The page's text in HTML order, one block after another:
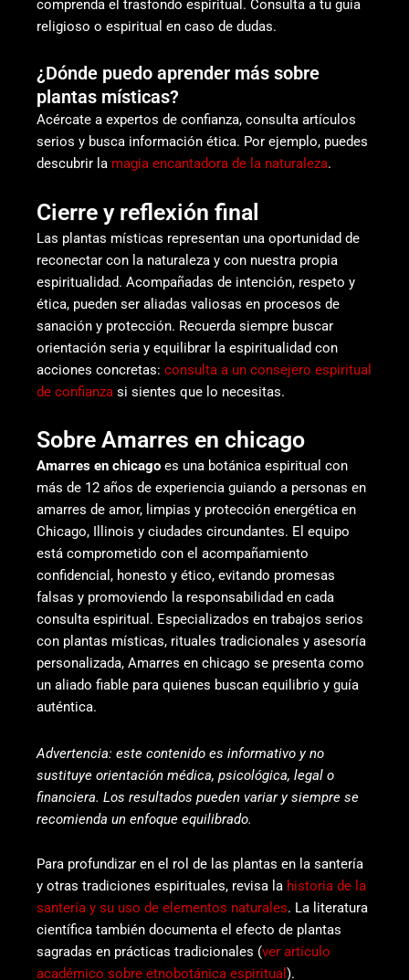
comprenda el trasfondo espiritual. Consulta a tu guía
religioso o espiritual en caso de dudas.
¿Dónde puedo aprender más sobre
plantas místicas?
Acércate a expertos de confianza, consulta artículos
serios y busca información ética. Por ejemplo, puedes
descubrir la magia encantadora de la naturaleza.
Cierre y reflexión final
Las plantas místicas representan una oportunidad de
reconectar con la naturaleza y con nuestra propia
espiritualidad. Acompañadas de intención, respeto y
ética, pueden ser aliadas valiosas en procesos de
sanación y protección. Recuerda siempre buscar
orientación seria y equilibrar la espiritualidad con
acciones concretas: consulta a un consejero espiritual
de confianza si sientes que lo necesitas.
Sobre Amarres en chicago
Amarres en chicago es una botánica espiritual con
más de 12 años de experiencia guiando a personas en
amarres de amor, limpias y protección energética en
Chicago, Illinois y ciudades circundantes. El equipo
está comprometido con el acompañamiento
confidencial, honesto y ético, evitando promesas
falsas y promoviendo la responsabilidad en cada
consulta espiritual. Especializados en trabajos serios
con plantas místicas, rituales tradicionales y asesoría
personalizada, Amarres en chicago se presenta como
un aliado fiable para quienes buscan equilibrio y guía
auténtica.
Advertencia: este contenido es informativo y no
sustituye orientación médica, psicológica, legal o
financiera. Los resultados pueden variar y siempre se
recomienda un enfoque equilibrado.
Para profundizar en el rol de las plantas en la santería
y otras tradiciones espirituales, revisa la historia de la
santería y su uso de elementos naturales. La literatura
científica también documenta el efecto de plantas
sagradas en prácticas tradicionales (ver artículo
académico sobre etnobotánica espiritual ).